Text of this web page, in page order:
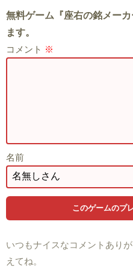
無料ゲーム『座右の銘メー
ます。
コメント ※
名前
いつもナイスなコメントあり
えてね。